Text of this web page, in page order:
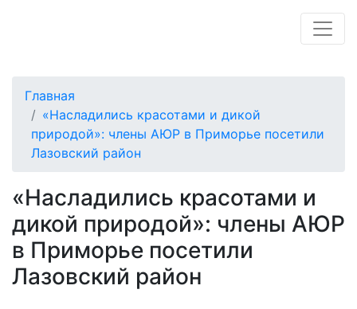
Главная
«Насладились красотами и дикой
природой»: члены АЮР в Приморье посетили
Лазовский район
«Насладились красотами и
дикой природой»: члены АЮР
в Приморье посетили
Лазовский район